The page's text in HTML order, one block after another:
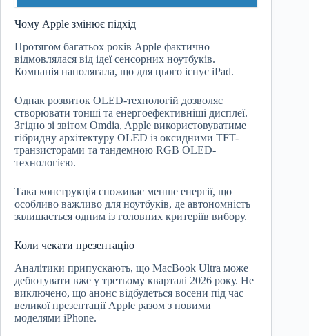
Чому Apple змінює підхід
Протягом багатьох років Apple фактично
відмовлялася від ідеї сенсорних ноутбуків.
Компанія наполягала, що для цього існує iPad.
Однак розвиток OLED-технологій дозволяє
створювати тонші та енергоефективніші дисплеї.
Згідно зі звітом Omdia, Apple використовуватиме
гібридну архітектуру OLED із оксидними TFT-
транзисторами та тандемною RGB OLED-
технологією.
Така конструкція споживає менше енергії, що
особливо важливо для ноутбуків, де автономність
залишається одним із головних критеріїв вибору.
Коли чекати презентацію
Аналітики припускають, що MacBook Ultra може
дебютувати вже у третьому кварталі 2026 року. Не
виключено, що анонс відбудеться восени під час
великої презентації Apple разом з новими
моделями iPhone.